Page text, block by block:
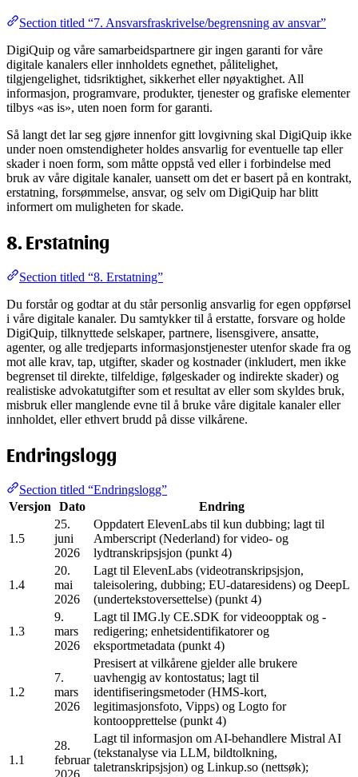
Section titled “7. Ansvarsfraskrivelse/begrensning av ansvar”
DigiQuip og våre samarbeidspartnere gir ingen garanti for våre
digitale kanalers eller innholdets egnethet, pålitelighet,
tilgjengelighet, tidsriktighet, sikkerhet eller nøyaktighet. All
informasjon, programvare, produkter, tjenester og grafiske elementer
tilbys «as is», uten noen form for garanti.
Så langt det lar seg gjøre innenfor gitt lovgivning skal DigiQuip ikke
under noen omstendigheter holdes ansvarlig for eventuelle tap eller
skader i noen form, som måtte oppstå ved eller i forbindelse med
bruk av våre digitale kanaler, uansett om det er basert på en kontrakt,
erstatning, forsømmelse, ansvar, og selv om DigiQuip har blitt
informert om muligheten for skade.
8. Erstatning
Section titled “8. Erstatning”
Du forstår og godtar at du står personlig ansvarlig for egen oppførsel
i våre digitale kanaler. Du samtykker til å erstatte, forsvare og holde
DigiQuip, tilknyttede selskaper, partnere, lisensgivere, ansatte,
agenter, og alle tredjeparts informasjonstjenester utenfor skade fra og
mot alle krav, tap, utgifter, skader og kostnader (inkludert, men ikke
begrenset til direkte, tilfeldige, følgeskader og indirekte skader) og
realistiske advokatutgifter som et resultat av eller som skyldes bruk,
misbruk eller manglende evne til å bruke våre digitale kanaler eller
innholdet, eller ethvert brudd på disse vilkårene.
Endringslogg
Section titled “Endringslogg”
Versjon
Dato Endring
1.5
25.
juni
2026
Oppdatert ElevenLabs til kun dubbing; lagt til
Amberscript (Nederland) for video- og
lydtranskripsjsjon (punkt 4)
1.4
20.
mai
2026
Lagt til ElevenLabs (videotranskripsjsjon,
taleisolering, dubbing; EU-dataresidens) og DeepL
(undertekstoversettelse) (punkt 4)
1.3
9.
mars
2026
Lagt til IMG.ly CE.SDK for videoopptak og -
redigering; enhetsidentifikatorer og
eksportmetadata (punkt 4)
1.2
7.
mars
2026
Presisert at vilkårene gjelder alle brukere
uavhengig av kontostatus; lagt til
identifiseringsmetoder (HMS-kort,
legitimasjonsfoto, Vipps) og Logto for
kontoopprettelse (punkt 4)
1.1
28.
februar
2026
Lagt til informasjon om AI-behandlere Mistral AI
(tekstanalyse via LLM, bildtolkning,
taletranskripsjsjon) og Linkup.so (nettsøk);